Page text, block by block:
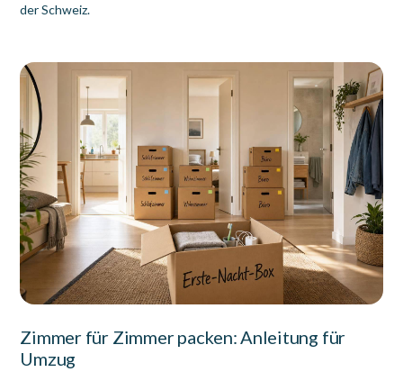
der Schweiz.
Zimmer für Zimmer packen: Anleitung für
Umzug